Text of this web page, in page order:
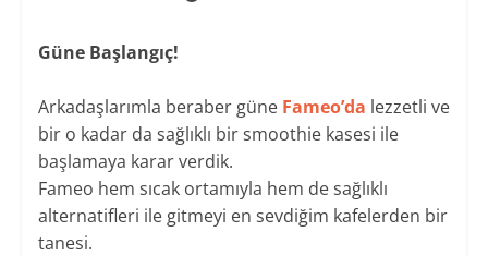
Güne Başlangıç!
Arkadaşlarımla beraber güne Fameo’da lezzetli ve
bir o kadar da sağlıklı bir smoothie kasesi ile
başlamaya karar verdik.
Fameo hem sıcak ortamıyla hem de sağlıklı
alternatifleri ile gitmeyi en sevdiğim kafelerden bir
tanesi.